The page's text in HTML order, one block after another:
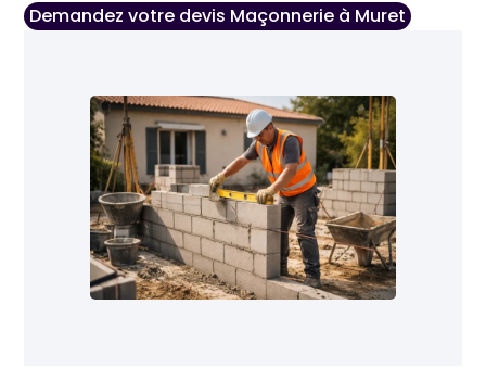
Demandez votre devis Maçonnerie à Muret